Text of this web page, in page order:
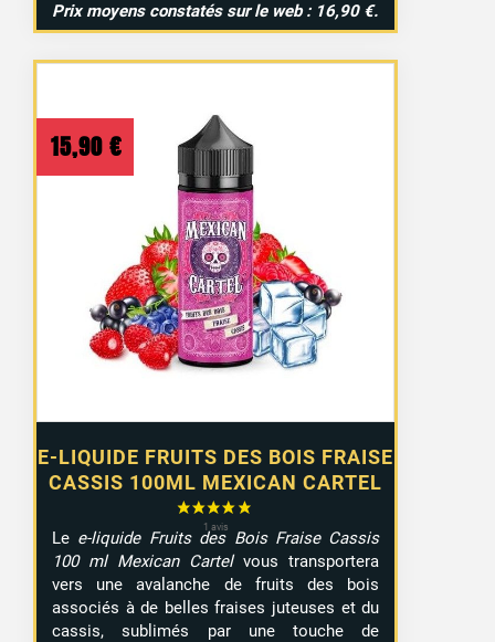
Prix moyens constatés sur le web : 16,90 €.
E-LIQUIDE FRUITS DES BOIS FRAISE
CASSIS 100ML MEXICAN CARTEL
15,90 €
Le e-liquide Fruits des Bois Fraise Cassis
100 ml Mexican Cartelvous transportera
vers une avalanche de fruits des bois
associés à de belles fraises juteuses et du
cassis, sublimés par une touche de